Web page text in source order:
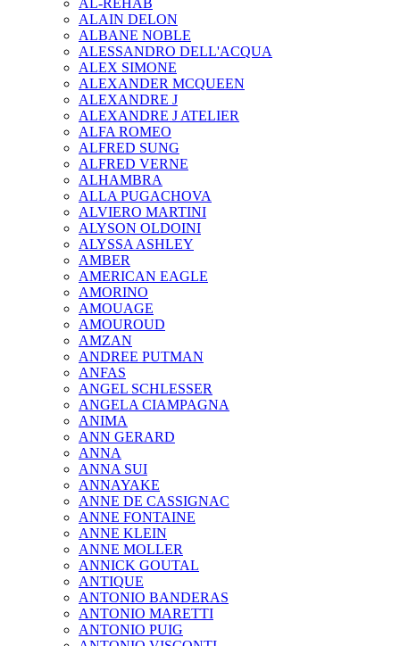
AL-REHAB
ALAIN DELON
ALBANE NOBLE
ALESSANDRO DELL'ACQUA
ALEX SIMONE
ALEXANDER MCQUEEN
ALEXANDRE J
ALEXANDRE J ATELIER
ALFA ROMEO
ALFRED SUNG
ALFRED VERNE
ALHAMBRA
ALLA PUGACHOVA
ALVIERO MARTINI
ALYSON OLDOINI
ALYSSA ASHLEY
AMBER
AMERICAN EAGLE
AMORINO
AMOUAGE
AMOUROUD
AMZAN
ANDREE PUTMAN
ANFAS
ANGEL SCHLESSER
ANGELA CIAMPAGNA
ANIMA
ANN GERARD
ANNA
ANNA SUI
ANNAYAKE
ANNE DE CASSIGNAC
ANNE FONTAINE
ANNE KLEIN
ANNE MOLLER
ANNICK GOUTAL
ANTIQUE
ANTONIO BANDERAS
ANTONIO MARETTI
ANTONIO PUIG